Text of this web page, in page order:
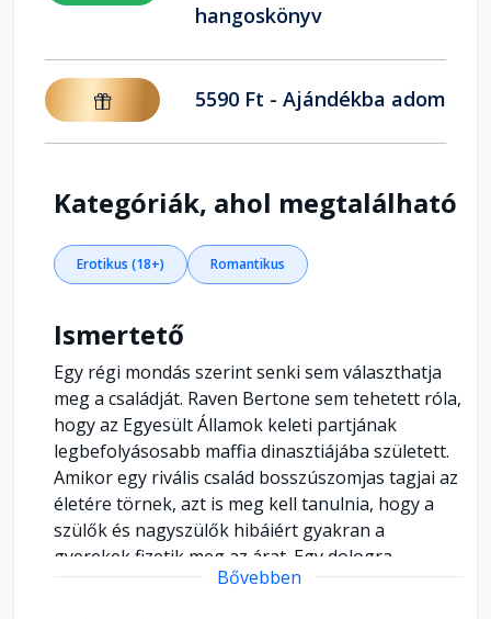
hangoskönyv
5590 Ft - Ajándékba adom
Kategóriák, ahol megtalálható
Erotikus (18+) Romantikus
Ismertető
Egy régi mondás szerint senki sem választhatja
meg a családját. Raven Bertone sem tehetett róla,
hogy az Egyesült Államok keleti partjának
legbefolyásosabb maffia dinasztiájába született.
Amikor egy rivális család bosszúszomjas tagjai az
életére törnek, azt is meg kell tanulnia, hogy a
szülők és nagyszülők hibáiért gyakran a
gyerekek fizetik meg az árat. Egy dologra
azonban megesküszik magában: soha, de soha
Bővebben